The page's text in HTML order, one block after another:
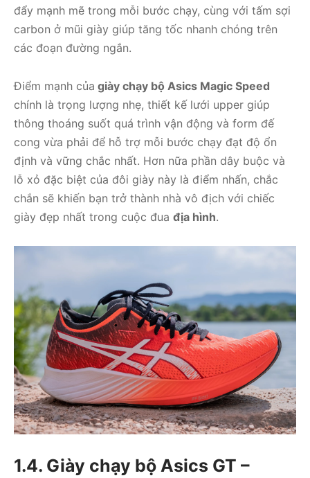
đẩy mạnh mẽ trong mỗi bước chạy, cùng với tấm sợi
carbon ở mũi giày giúp tăng tốc nhanh chóng trên
các đoạn đường ngắn.
Điểm mạnh của giày chạy bộ Asics Magic Speed
chính là trọng lượng nhẹ, thiết kế lưới upper giúp
thông thoáng suốt quá trình vận động và form đế
cong vừa phải để hỗ trợ mỗi bước chạy đạt độ ổn
định và vững chắc nhất. Hơn nữa phần dây buộc và
lỗ xỏ đặc biệt của đôi giày này là điểm nhấn, chắc
chắn sẽ khiến bạn trở thành nhà vô địch với chiếc
giày đẹp nhất trong cuộc đua địa hình.
1.4. Giày chạy bộ Asics GT –